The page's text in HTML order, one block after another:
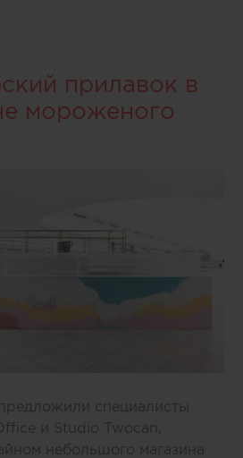
прилавок в
мороженого
специалисты
и Studio Twocan,
небольшого магазина